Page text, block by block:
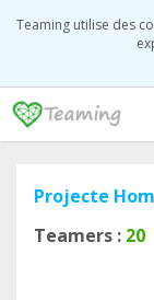
Teaming utilise des
Projecte
Teamers : 20